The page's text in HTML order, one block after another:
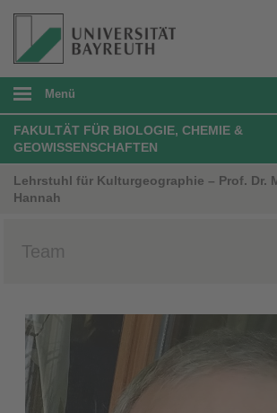
Menü
FAKULTÄT FÜR BIOLOGIE, CHEMIE &
GEOWISSENSCHAFTEN
Lehrstuhl für Kulturgeographie – Prof. Dr.
Hannah
Team